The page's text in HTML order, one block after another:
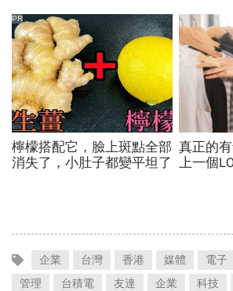
換到健身工廠？20年老字
號為何退出
檸檬搭配它，臉上斑點全部
消失了，小肚子都變平坦了
PR
真正的
上一個
針織衫
企業 台灣 香港 媒體 電子
管理
台積電 友達 企業 科技